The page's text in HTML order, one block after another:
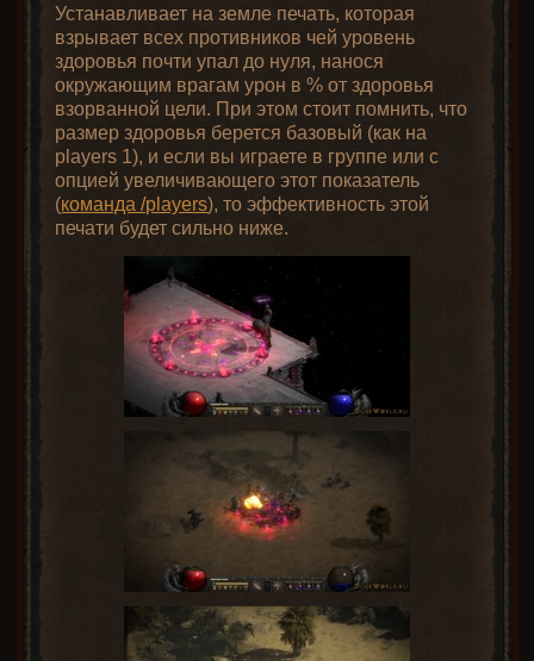
Устанавливает на земле печать, которая
взрывает всех противников чей уровень
здоровья почти упал до нуля, нанося
окружающим врагам урон в % от здоровья
взорванной цели. При этом стоит помнить, что
размер здоровья берется базовый (как на
players 1), и если вы играете в группе или с
опцией увеличивающего этот показатель
(команда /players), то эффективность этой
печати будет сильно ниже.